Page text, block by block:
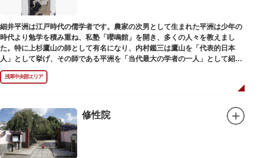
細井平洲は江戸時代の儒学者です。農家の次男として生まれた平洲は少年の
時代より勉学を積み重ね、私塾「嚶鳴館」を開き、多くの人々を教えまし
た。特に上杉鷹山の師として有名になり、内村鑑三は鷹山を「代表的日本
人」として挙げ、その師である平洲を「当代最大の学者の一人」として紹介
しています。お墓は天嶽院（てんがくいん）境内にあります。
浅草中央部エリア
修性院